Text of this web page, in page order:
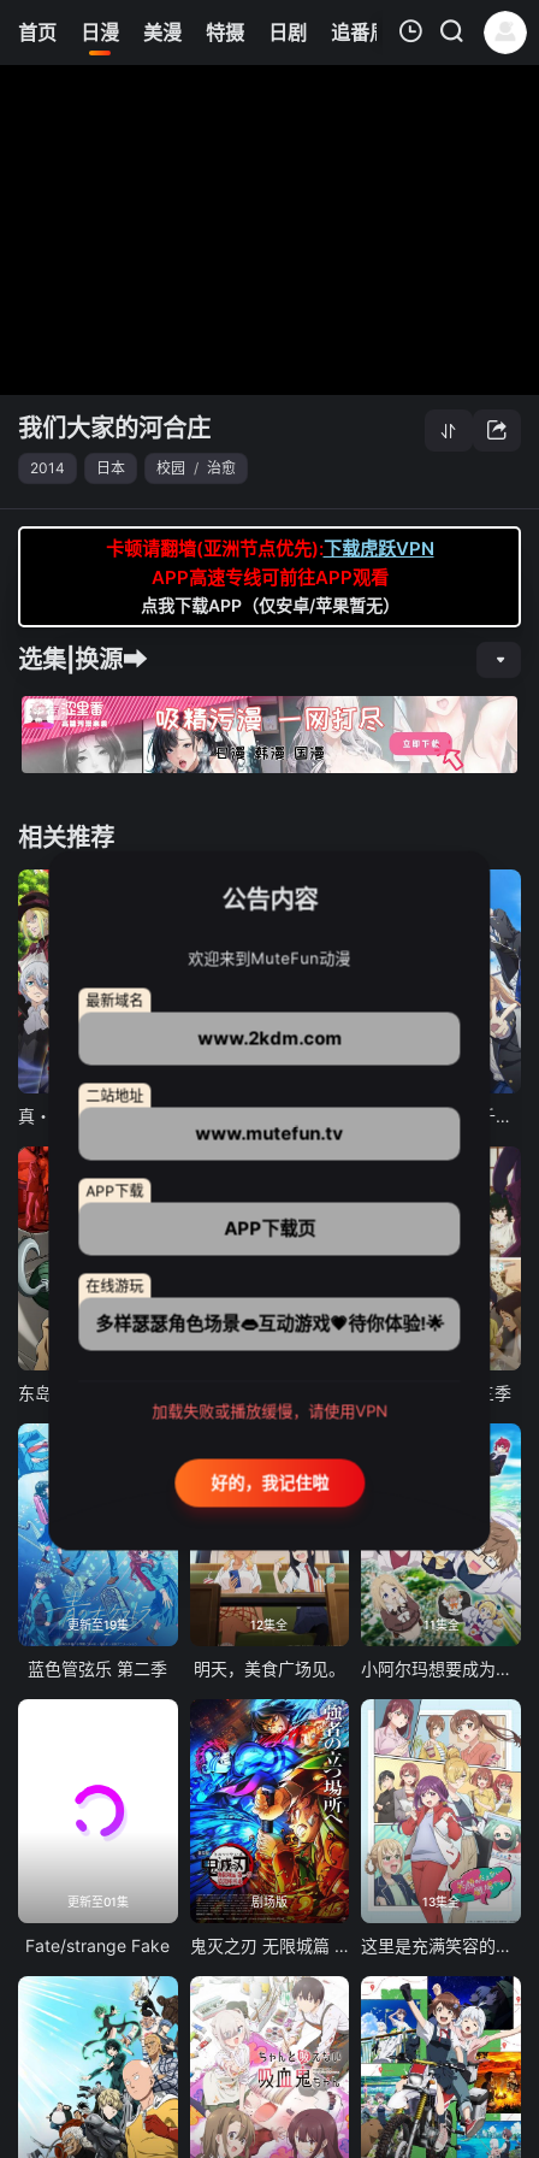
首页 日漫 美漫 特摄 日剧 追番周表 今日更新
0
我们大家的河合庄
2014 日本 校园 / 治愈
卡顿请翻墙(亚洲节点优先):下载虎跃VPN
APP高速专线可前往APP观看
点我下载APP（仅安卓/苹果暂无）
选集|换源➡
相关推荐
弹珠汽水瓶里的千岁同学
24集全 更新至21集 更新至18集
致不灭的你 第三季
更新至19集
蓝色管弦乐 第二季
12集全
明天，美食广场见。
11集全
小阿尔玛想要成为家人
更新至01集
Fate/strange Fake
剧场版
鬼灭之刃 无限城篇 第一章 猗窝座再袭
13集全
这里是充满笑容的职场。
公告内容
欢迎来到MuteFun动漫
最新域名
www.2kdm.com
二站地址
www.mutefun.tv
APP下载
APP下载页
在线游玩
多样瑟瑟角色场景👄互动游戏💗待你体验!🌟
加载失败或播放缓慢，请使用VPN
好的，我记住啦